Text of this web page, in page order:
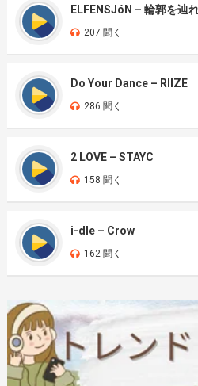
ELFENSJóN – 輪郭を辿
207 聞く
Do Your Dance – RIIZE
286 聞く
2 LOVE – STAYC
158 聞く
i-dle – Crow
162 聞く